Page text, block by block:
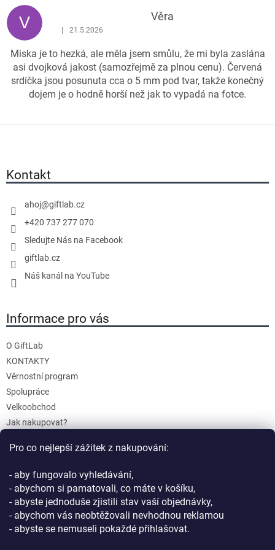
Pro co nejlepší zážitek z nakupování:
- aby fungovalo vyhledávání,
- abychom si pamatovali, co máte v košíku,
- abyste jednoduše zjistili stav vaší objednávky,
- abychom vás neobtěžovali nevhodnou reklamou
- abyste se nemuseli pokaždé přihlašovat.
p
i
h
d
c
í
V Věra
Hodnocení produktu je 3 z 5 hvězdiček.
| 21.5.2026
Miska je to hezká, ale měla jsem smůlu, že mi byla zaslána
asi dvojková jakost (samozřejmě za plnou cenu). Červená
srdíčka jsou posunuta cca o 5 mm pod tvar, takže konečný
dojem je o hodně horší než jak to vypadá na fotce.
Kontakt
ahoj@giftlab.cz
+420 737 277 070
Sledujte Nás na Facebook
giftlab.cz
Náš kanál na YouTube
Informace pro vás
O GiftLab
KONTAKTY
Věrnostní program
Spolupráce
Velkoobchod
Jak nakupovat?
Reklamace a Vrácení
Podmínky ochrany osobních údajů